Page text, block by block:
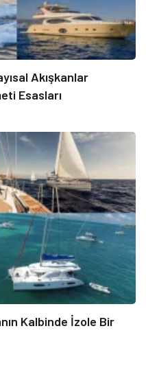
Akışkanlar
Esasları
Kalbinde İzole Bir